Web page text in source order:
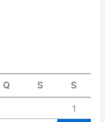
Q S S
1